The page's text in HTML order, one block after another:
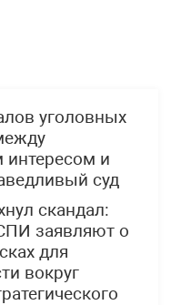
уголовных
и
суд
скандал:
заявляют о
для
вокруг